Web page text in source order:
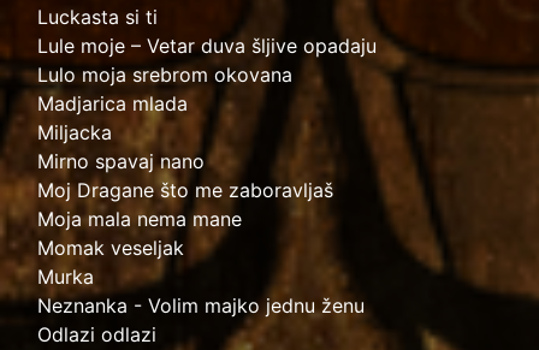
Luckasta si ti
Lule moje – Vetar duva šljive opadaju
Lulo moja srebrom okovana
Madjarica mlada
Miljacka
Mirno spavaj nano
Moj Dragane što me zaboravljaš
Moja mala nema mane
Momak veseljak
Murka
Neznanka - Volim majko jednu ženu
Odlazi odlazi